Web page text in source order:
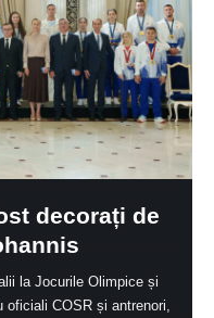
decorați de
la Jocurile Olimpice și
oficiali COSR și antrenori,